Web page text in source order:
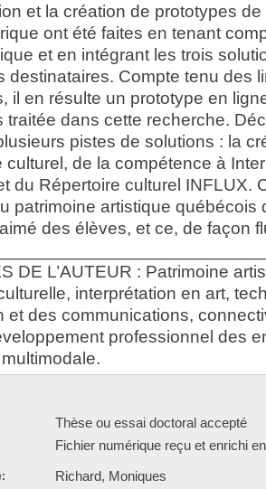
et la création de prototypes de
ont été faites en tenant
et en intégrant les trois
destinataires. Compte tenu des
il en résulte un prototype en
traitée dans cette recherche.
pistes de solutions : la
culturel, de la compétence à
du Répertoire culturel INFLUX.
patrimoine artistique québécois
des élèves, et ce, de façon
DE L’AUTEUR : Patrimoine
interprétation en art,
et des communications,
professionnel des
Thèse ou essai doctoral accepté
Fichier numérique reçu et enrichi
Richard, Moniques